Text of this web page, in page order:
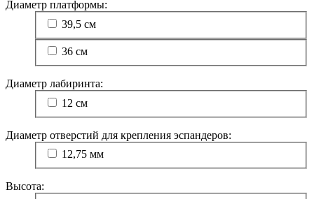
Диаметр платформы:
39,5 см
36 см
Диаметр лабиринта:
12 см
Диаметр отверстий для крепления эспандеров:
12,75 мм
Высота: